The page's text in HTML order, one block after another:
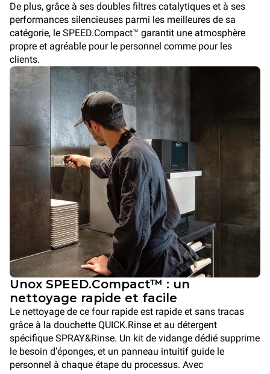
De plus, grâce à ses doubles filtres catalytiques et à ses
performances silencieuses parmi les meilleures de sa
catégorie, le SPEED.Compact™ garantit une atmosphère
propre et agréable pour le personnel comme pour les
clients.
Unox SPEED.Compact™ : un
nettoyage rapide et facile
Le nettoyage de ce four rapide est rapide et sans tracas
grâce à la douchette QUICK.Rinse et au détergent
spécifique SPRAY&Rinse. Un kit de vidange dédié supprime
le besoin d’éponges, et un panneau intuitif guide le
personnel à chaque étape du processus. Avec